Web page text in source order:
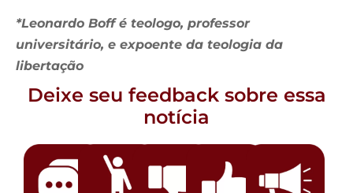
*Leonardo Boff é teologo, professor
universitário, e expoente da teologia da
libertação
Deixe seu feedback sobre essa
notícia